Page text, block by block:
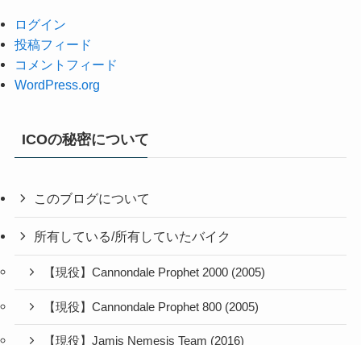
ログイン
投稿フィード
コメントフィード
WordPress.org
ICOの秘密について
このブログについて
所有している/所有していたバイク
【現役】Cannondale Prophet 2000 (2005)
【現役】Cannondale Prophet 800 (2005)
【現役】Jamis Nemesis Team (2016)